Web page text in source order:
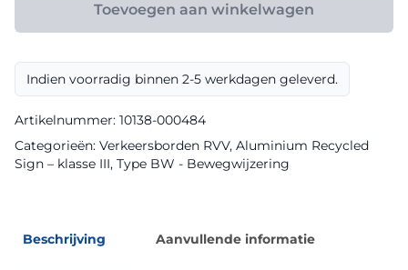
III
Recycled
Sign
aantal
Toevoegen aan winkelwagen
Indien voorradig binnen 2-5 werkdagen geleverd.
Artikelnummer: 10138-000484
Categorieën: Verkeersborden RVV, Aluminium Recycled
Sign – klasse III, Type BW - Bewegwijzering
Beschrijving Aanvullende informatie